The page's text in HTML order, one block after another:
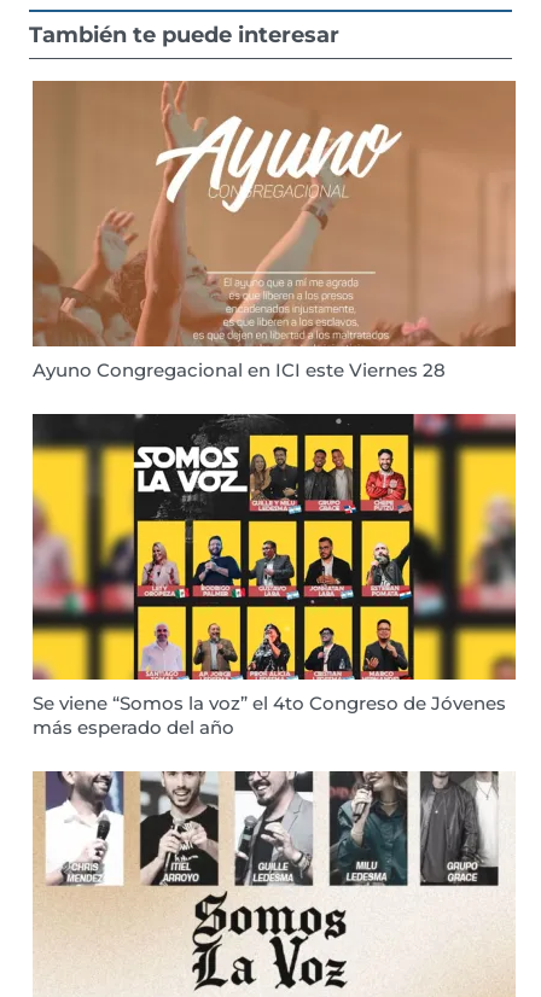
También te puede interesar
Ayuno Congregacional en ICI este Viernes 28
Se viene “Somos la voz” el 4to Congreso de Jóvenes
más esperado del año